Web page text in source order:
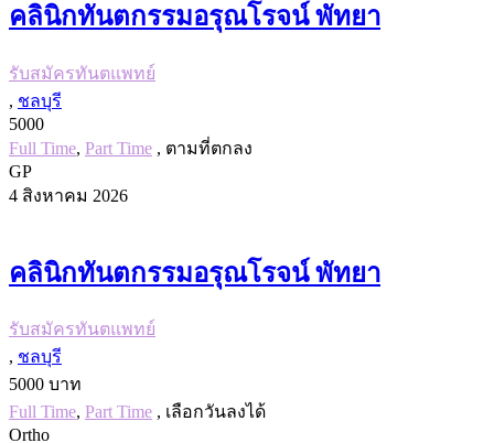
คลินิกทันตกรรมอรุณโรจน์ พัทยา
รับสมัครทันตแพทย์
, ชลบุรี
5000
Full Time, Part Time , ตามที่ตกลง
GP
4 สิงหาคม 2026
คลินิกทันตกรรมอรุณโรจน์ พัทยา
รับสมัครทันตแพทย์
, ชลบุรี
5000 บาท
Full Time, Part Time , เลือกวันลงได้
Ortho